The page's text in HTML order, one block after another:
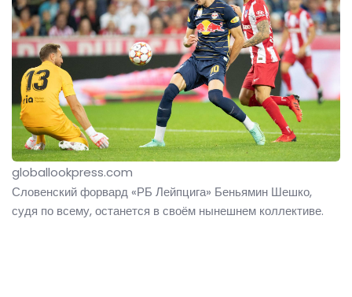
globallookpress.com
Словенский форвард «РБ Лейпцига» Беньямин Шешко,
судя по всему, останется в своём нынешнем коллективе.